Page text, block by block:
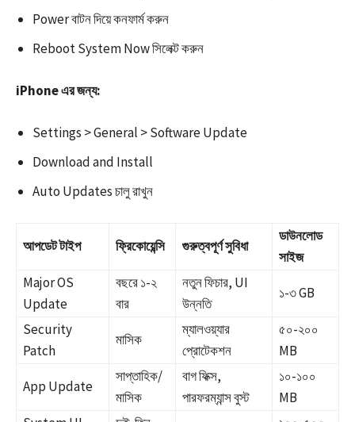
Power বাটন দিয়ে কনফার্ম করুন​
Reboot System Now সিলেক্ট করুন
iPhone এর জন্য:
Settings > General > Software Update
Download and Install
Auto Updates চালু রাখুন
আপডেট টাইপ ফ্রিকোয়েন্সি গুরুত্বপূর্ণ সুবিধা
ডাউনলোড
সাইজ
Major OS
Update
বছরে ১-২
বার
নতুন ফিচার, UI
উন্নতি ​
১-৩ GB
Security
Patch
মাসিক
ম্যালওয়্যার
প্রোটেকশন ​
৫০-২০০
MB
App Update
সাপ্তাহিক/
মাসিক
বাগ ফিক্স,
পারফরম্যান্স বুস্ট ​
১০-১০০
MB